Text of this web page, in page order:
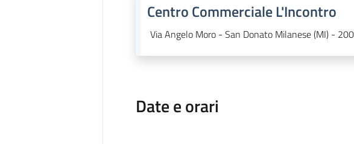
Centro Commerciale L'Incontro
Via Angelo Moro - San Donato Milanese (MI) -
Date e orari